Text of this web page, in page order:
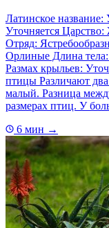
Латинское название:
Уточняется
Отряд:
Орлиные Длина
Размах крыльев:
птицы Различают
малый. Разница
размерах птиц. У
6 мин →